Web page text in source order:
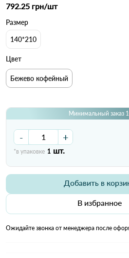
792.25 грн/шт
Размер
140*210
Цвет
Бежево кофейный
Минимальный заказ
- +
*в упаковке 1 шт.
В избранное
Добавить в
Ожидайте звонка от менеджера после